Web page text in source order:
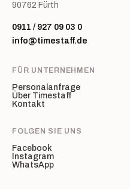
90762 Fürth
0911 / 927 09 03 0
info@timestaff.de
FÜR UNTERNEHMEN
Personalanfrage
Über Timestaff
Kontakt
FOLGEN SIE UNS
Facebook
Instagram
WhatsApp